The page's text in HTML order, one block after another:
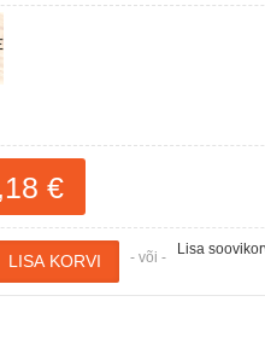
€
- või - Lisa